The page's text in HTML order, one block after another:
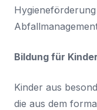
Bildung für
Kinder aus
die aus dem